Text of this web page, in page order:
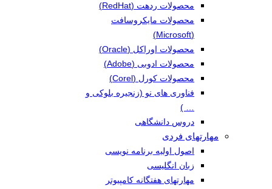
محصولات ردهت (RedHat)
محصولات مایکروسافت
(Microsoft)
محصولات اوراکل (Oracle)
محصولات ادوبی (Adobe)
محصولات کورل (Corel)
فناوری های نو (زنجیره بلوکی و
… )
دروس دانشگاهی
مهارتهای فردی
اصول اولیه برنامه نویسی
زبان انگلیسی
مهارتهای هفتگانه کامپیوتر